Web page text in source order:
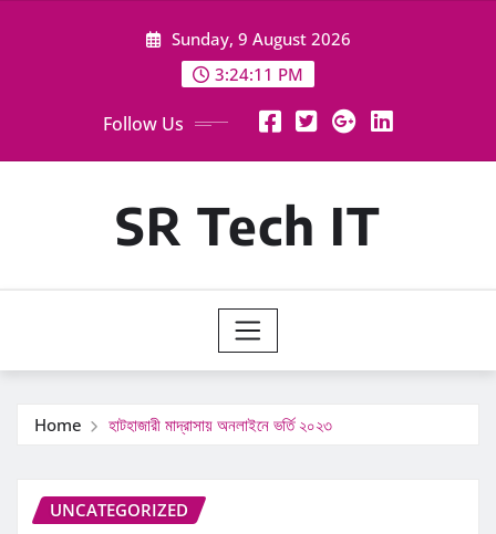
Sunday, 9 August 2026
3:24:12 PM
Follow Us
SR Tech IT
Home হাটহাজারী মাদ্রাসায় অনলাইনে ভর্তি ২০২৩
UNCATEGORIZED